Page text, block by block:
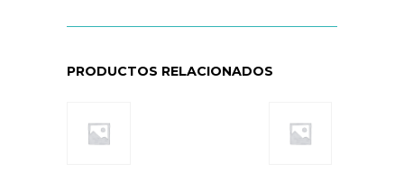
PRODUCTOS RELACIONADOS